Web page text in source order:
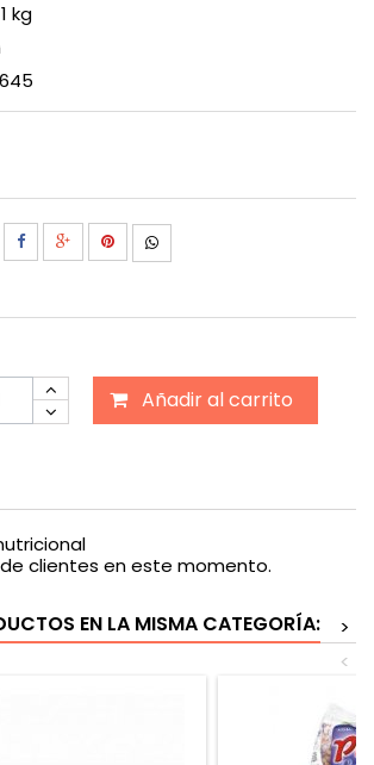
kg
Añadir al carrito
clientes en este momento.
EN LA MISMA CATEGORÍA:
>
<